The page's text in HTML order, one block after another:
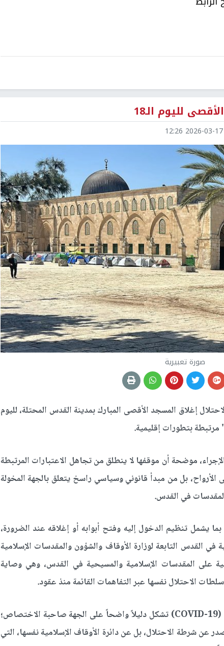
لليوم الـ18
2026-03-17 12:26
صورة تعبيرية
إغلاق المسجد الأقصى المبارك بمدينة القدس المحتلة، لليوم
بتطورات إقليمية.
موضحة أن موقفها لا ينطلق من تجاهل الاعتبارات المرتبطة
الأرواح، بل من مبدأ قانوني وسياسي راسخ يتعلق بالجهة المخولة
في القدس.
يشمل تنظيم الدخول إليه وفتح أبوابه أو إغلاقه عند الضرورة،
القدس التابعة لوزارة الأوقاف والشؤون والمقدسات الإسلامية
على المقدسات الإسلامية والمسيحية في القدس، وهي وصاية
الاحتلال نفسها عبر التفاهمات القائمة منذ عقود.
وأشارت إلى أن التجربة القريبة خلال جائحة (COVID-19) تشكل دليلاً واضحاً على الجهة صاحبة الاختصاص؛
عن شرطة الاحتلال، بل عن دائرة الأوقاف الإسلامية نفسها، التي